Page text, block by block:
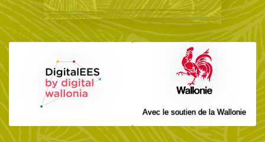
Avec le soutien de la Wallonie